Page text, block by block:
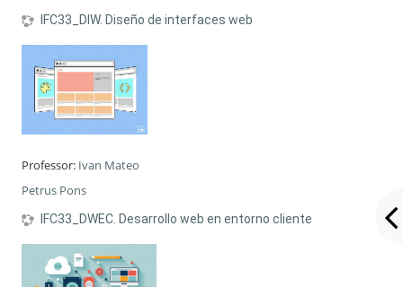
IFC33_DIW. Diseño de interfaces web
Professor: Ivan Mateo
Petrus Pons
IFC33_DWEC. Desarrollo web en entorno cliente